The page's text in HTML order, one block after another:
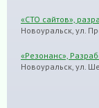
«СТО сайтов»,
Новоуральск, ул.
«Резонанс»,
Новоуральск, ул.